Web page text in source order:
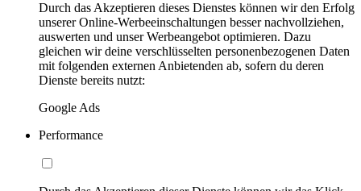
Durch das Akzeptieren dieses Dienstes können wir den Erfolg
unserer Online-Werbeeinschaltungen besser nachvollziehen,
auswerten und unser Werbeangebot optimieren. Dazu
gleichen wir deine verschlüsselten personenbezogenen Daten
mit folgenden externen Anbietenden ab, sofern du deren
Dienste bereits nutzt:
Google Ads
Performance